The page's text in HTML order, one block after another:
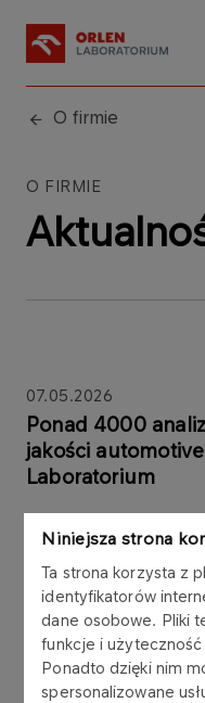
Niniejsza strona
Ta strona korzysta z
identyfikatorów
dane osobowe. Pliki
funkcje i
Ponadto dzięki nim
spersonalizowane
O firmie
O FIRMIE
07.05.2026
Ponad 4000
jakości
Laboratorium
Więcej
AKTUALNOŚCI
Róbmy start,
znaczy.
programu